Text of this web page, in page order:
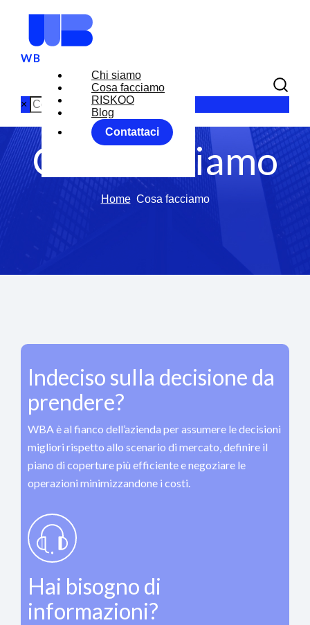
Chi siamo
Cosa facciamo
RISKOO
Blog
Contattaci
×
Cosa facciamo
Home Cosa facciamo
Indeciso sulla decisione da
prendere?
WBA è al fianco dell’azienda per assumere le decisioni
migliori rispetto allo scenario di mercato, definire il
piano di coperture più efficiente e negoziare le
operazioni minimizzandone i costi.
Hai bisogno di
informazioni?